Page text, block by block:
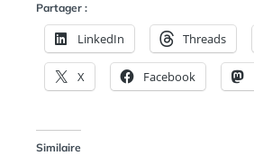
Partager :
LinkedIn Threads
X Facebook
Similaire